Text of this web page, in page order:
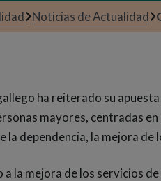
Noticias de Actualidad
ha reiterado su
mayores, centradas
la dependencia, la mejora
a la mejora de los servicios